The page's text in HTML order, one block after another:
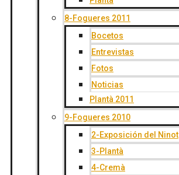
8-Fogueres 2011
Bocetos
Entrevistas
Fotos
Noticias
Plantà 2011
9-Fogueres 2010
2-Exposición del Ninot
3-Plantà
4-Cremà